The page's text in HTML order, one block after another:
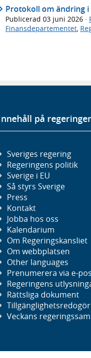
Protokoll om ändring
Publicerad 03 juni 2026 ·
Finansdepartementet,
på
Sveriges regering
Regeringens politik
Sverige i EU
Så styrs Sverige
Press
Kontakt
Jobba hos oss
Kalendarium
Om Regeringskansliet
Om webbplatsen
Other languages
Prenumerera via e-
Regeringens
Rättsliga dokument
Veckans